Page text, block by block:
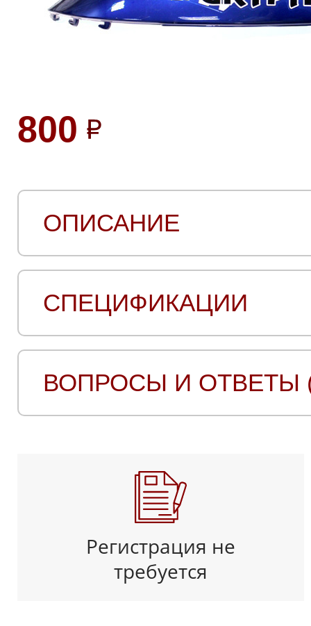
800
ОПИСАНИЕ
СПЕЦИФИКАЦИИ
ВОПРОСЫ И ОТВЕТЫ
Регистрация не
требуется